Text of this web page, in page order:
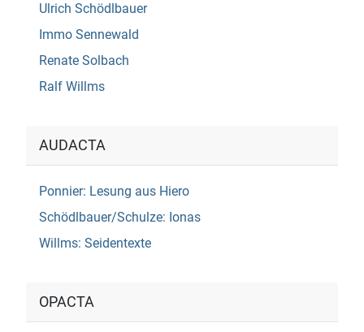
Ulrich Schödlbauer
Immo Sennewald
Renate Solbach
Ralf Willms
AUDACTA
Ponnier: Lesung aus Hiero
Schödlbauer/Schulze: Ionas
Willms: Seidentexte
OPACTA